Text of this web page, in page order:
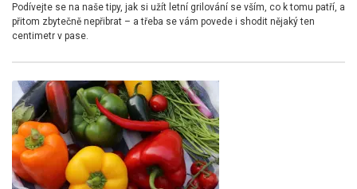
Podívejte se na naše tipy, jak si užít letní grilování se vším, co k tomu patří, a
přitom zbytečně nepřibrat – a třeba se vám povede i shodit nějaký ten
centimetr v pase.